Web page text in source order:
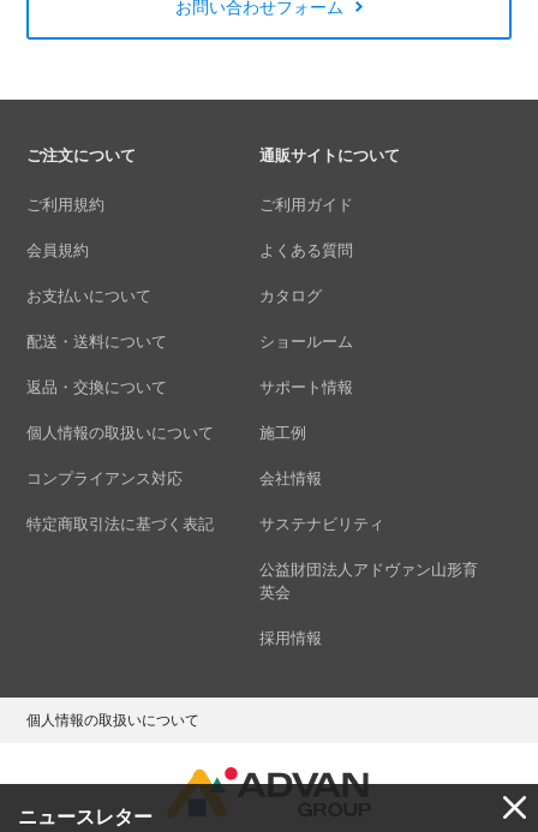
ニュースレター
お問い合わせフォーム
ご注文について
ご利用規約
会員規約
お支払いについて
配送・送料について
返品・交換について
個人情報の取扱いについて
コンプライアンス対応
特定商取引法に基づく表記
通販サイトについて
ご利用ガイド
よくある質問
カタログ
ショールーム
サポート情報
施工例
会社情報
サステナビリティ
公益財団法人アドヴァン山形育
英会
採用情報
個人情報の取扱いについて